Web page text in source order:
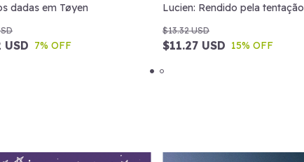
dadas em Tøyen
USD 7% OFF
Lucien: Rendido pela tentação
$11.27 USD
$13.32 USD
15% OFF